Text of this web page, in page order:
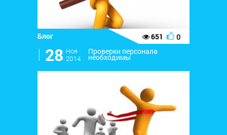
Блог 651 0
l 28 Ноя
2014
Проверки персонала
необходимы